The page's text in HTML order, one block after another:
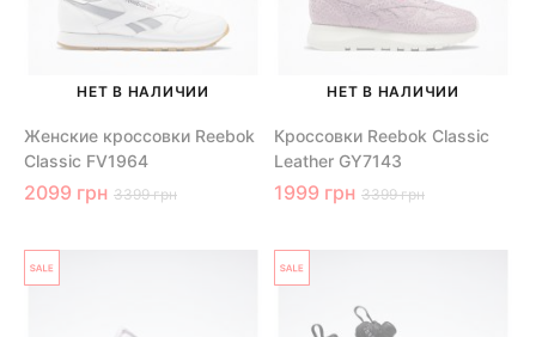
НЕТ В НАЛИЧИИ
Женские кроссовки Reebok
Classic FV1964
2099 грн 3399 грн
НЕТ В НАЛИЧИИ
Кроссовки Reebok Classic
Leather GY7143
1999 грн 3399 грн